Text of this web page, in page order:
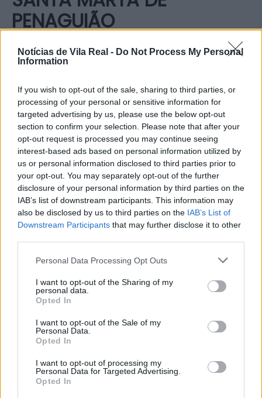
Notícias de Vila Real - Do Not Process My Personal
Information
If you wish to opt-out of the sale, sharing to third parties, or
processing of your personal or sensitive information for
targeted advertising by us, please use the below opt-out
section to confirm your selection. Please note that after your
opt-out request is processed you may continue seeing
interest-based ads based on personal information utilized by
us or personal information disclosed to third parties prior to
your opt-out. You may separately opt-out of the further
disclosure of your personal information by third parties on the
IAB’s list of downstream participants. This information may
also be disclosed by us to third parties on the IAB’s List of
Downstream Participants that may further disclose it to other
Personal Data Processing Opt Outs
I want to opt-out of the Sharing of my
personal data.
Opted In
I want to opt-out of the Sale of my
Personal Data.
Opted In
I want to opt-out of processing my
Personal Data for Targeted Advertising.
Opted In
PENAGUIÃO
O Comando Territorial de Vila Real, através do Posto
Territorial de Santa Marta de Penaguião, no dia 28
janeiro, deteve em flagrante um homem de 24 anos,
por tráfico de estupefacientes, no concelho de Santa
Marta de Penaguião.
No âmbito de uma ação de patrulhamento, os
militares da Guarda detetaram um indivíduo com um
comportamento suspeito. No decorrer da ação, foi
realizada uma revista de segurança, que permitiu
apurar que o suspeito se encontrava na posse de
detenção em flagrante delito.
apreendidas 11,6 doses de haxixe.
O detido foi constituído arguido, e os factos foram
comunicados ao Tribunal Judicial do Peso da Régua.